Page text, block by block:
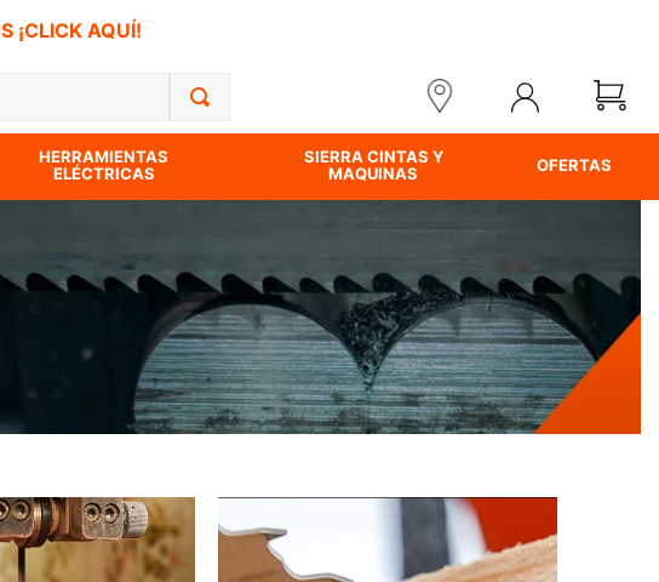
¡CLICK AQUÍ!
HERRAMIENTAS
ELÉCTRICAS
SIERRA CINTAS Y
MAQUINAS
OFERTAS